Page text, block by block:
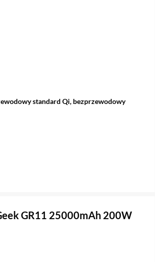
standard Qi, bezprzewodowy
GR11 25000mAh 200W